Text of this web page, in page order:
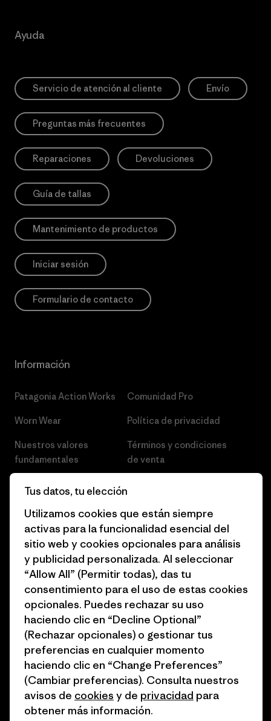
Ayuda
Servicio de atención al cliente Envío
Preguntas más frecuentes
Reparaciones Devoluciones
Guía de tallas
Mantenimiento de productos
Iniciar sesión
Formulario de contacto
Información
Patagonia Action Works
Worn Wear
Nuestros valores
fundamentales
Business Unusual
Objetivos climáticos
1% for the Planet
Cómo financiamos
Tarjetas regalo
Encuentra una tienda
Comunidad Pro
Política de privacidad
Términos y condiciones
de venta
Empleo
Prensa
Programa para profesionales
del sector
Programa de afiliados
Mapa del sitio Patagonia
España
© 2026 Patagonia, Inc. Todos los derechos reservados.
Tus datos, tu elección
Utilizamos cookies que están siempre
activas para la funcionalidad esencial del
sitio web y cookies opcionales para análisis
y publicidad personalizada. Al seleccionar
“Allow All” (Permitir todas), das tu
consentimiento para el uso de estas cookies
opcionales. Puedes rechazar su uso
haciendo clic en “Decline Optional”
(Rechazar opcionales) o gestionar tus
preferencias en cualquier momento
haciendo clic en “Change Preferences”
(Cambiar preferencias). Consulta nuestros
avisos de cookies y de privacidad para
obtener más información.